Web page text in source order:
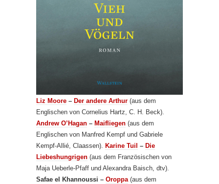
Liz Moore – Der andere Arthur (aus dem
Englischen von Cornelius Hartz, C. H. Beck).
Andrew O’Hagan – Maifliegen (aus dem
Englischen von Manfred Kempf und Gabriele
Kempf-Allié, Claassen).
Karine Tuil – Die
Liebeshungrigen (aus dem Französischen von
Maja Ueberle-Pfaff und Alexandra Baisch, dtv).
Safae el Khannoussi – Oroppa (aus dem